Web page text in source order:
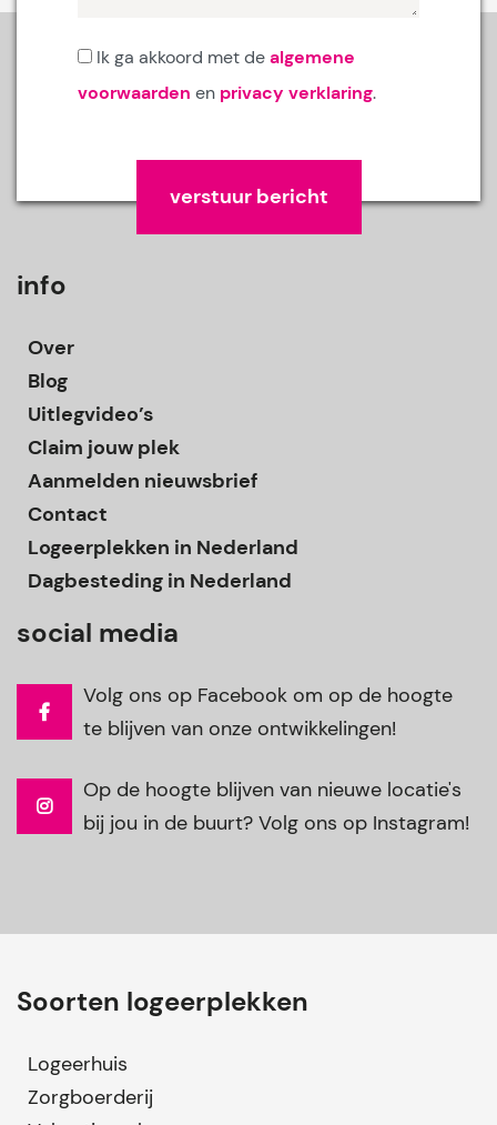
Ik ga akkoord met dealgemene
voorwaarden en privacy verklaring.
info
Over
Blog
Uitlegvideo’s
Claim jouw plek
Aanmelden nieuwsbrief
Contact
Logeerplekken in Nederland
Dagbesteding in Nederland
social media
Volg ons op Facebook om op de hoogte
te blijven van onze ontwikkelingen!
Op de hoogte blijven van nieuwe locatie's
bij jou in de buurt? Volg ons op Instagram!
Soorten logeerplekken
Logeerhuis
Zorgboerderij